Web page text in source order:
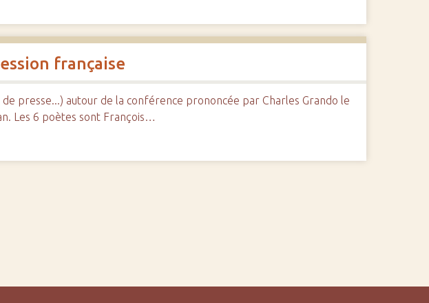
française
presse...) autour de la conférence prononcée par Charles Grando le
Les 6 poètes sont François…